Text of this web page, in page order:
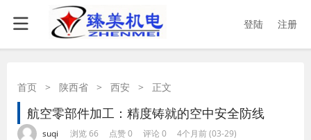
登陆 注册
首页 > 陕西省 > 西安 > 正文
航空零部件加工：精度铸就的空中安全防线
suqi 浏览 66 点赞 0 评论 0 4个月前 (03-29)